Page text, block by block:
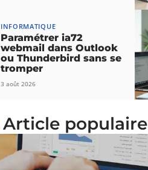
INFORMATIQUE
Paramétrer ia72
webmail dans Outlook
ou Thunderbird sans se
tromper
3 août 2026
Article populaire